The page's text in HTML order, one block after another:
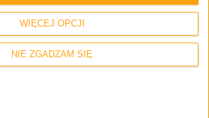
WIĘCEJ OPCJI
NIE ZGADZAM SIĘ
w 6 kolorach?